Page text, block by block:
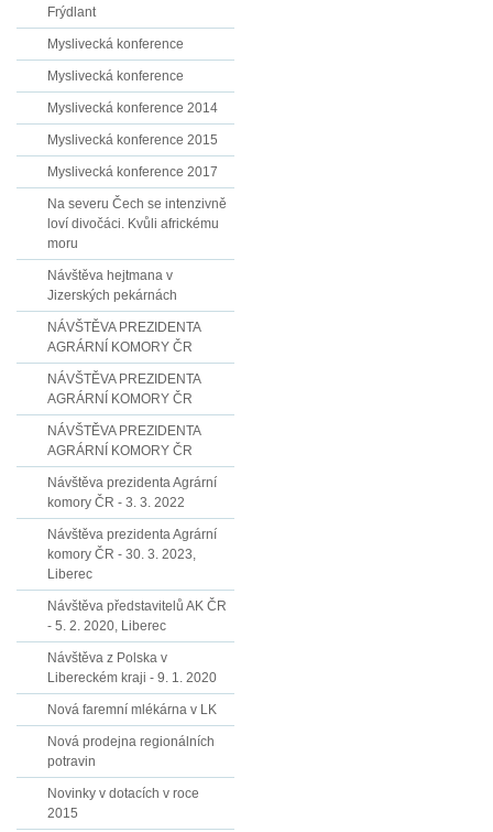
Frýdlant
Myslivecká konference
Myslivecká konference
Myslivecká konference 2014
Myslivecká konference 2015
Myslivecká konference 2017
Na severu Čech se intenzivně
loví divočáci. Kvůli africkému
moru
Návštěva hejtmana v
Jizerských pekárnách
NÁVŠTĚVA PREZIDENTA
AGRÁRNÍ KOMORY ČR
NÁVŠTĚVA PREZIDENTA
AGRÁRNÍ KOMORY ČR
NÁVŠTĚVA PREZIDENTA
AGRÁRNÍ KOMORY ČR
Návštěva prezidenta Agrární
komory ČR - 3. 3. 2022
Návštěva prezidenta Agrární
komory ČR - 30. 3. 2023,
Liberec
Návštěva představitelů AK ČR
- 5. 2. 2020, Liberec
Návštěva z Polska v
Libereckém kraji - 9. 1. 2020
Nová faremní mlékárna v LK
Nová prodejna regionálních
potravin
Novinky v dotacích v roce
2015